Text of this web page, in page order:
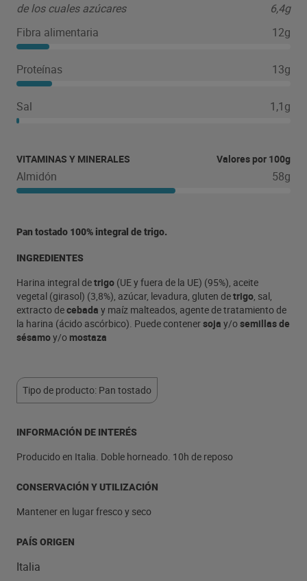
de los cuales azúcares
6,4g
Fibra alimentaria
12g
Proteínas 13g
Sal 1,1g
VITAMINAS Y MINERALES Valores por 100g
Almidón 58g
Pan tostado 100% integral de trigo.
INGREDIENTES
Harina integral detrigo (UE y fuera de la UE) (95%), aceite
vegetal (girasol) (3,8%), azúcar, levadura, gluten detrigo, sal,
extracto decebada y maíz malteados, agente de tratamiento de
la harina (ácido ascórbico). Puede contenersoja y/osemillas de
sésamoy/o mostaza
Tipo de producto: Pan tostado
INFORMACIÓN DE INTERÉS
Producido en Italia. Doble horneado. 10h de reposo
CONSERVACIÓN Y UTILIZACIÓN
Mantener en lugar fresco y seco
PAÍS ORIGEN
Italia